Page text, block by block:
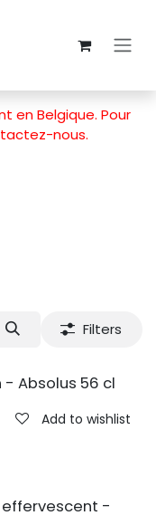
en Belgique. Pour
nous.
Filters
Absolus 56 cl
Add to wishlist
effervescent -